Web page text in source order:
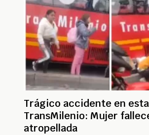
Trágico accidente en
TransMilenio: Mujer
atropellada